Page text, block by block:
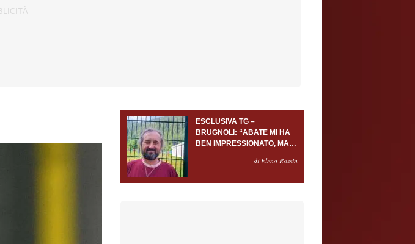
ESCLUSIVA TG –
BRUGNOLI: “ABATE MI HA
BEN IMPRESSIONATO, MA
PORTIERE SERVONOdi Elena Rossin